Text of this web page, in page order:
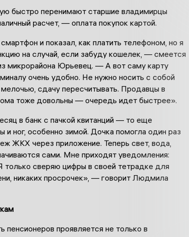
быстро перенимают старшие владимирцы
расчет, — оплата покупок картой.
и показал, как платить телефоном, но я
на случай, если забуду кошелек, — смеется
микрорайона Юрьевец. — А вот саму карту
очень удобно. Не нужно носить с собой
сдачу пересчитывать. Продавцы в
тоже довольны — очередь идет быстрее».
в банк с пачкой квитанций — то еще
и ног, особенно зимой. Дочка помогла один раз
ЖКХ через приложение. Теперь свет, вода,
сами. Мне приходят уведомления:
только сверяю цифры в своей тетрадке для
никаких просрочек», — говорит Людмила
пенсионеров проявляется не только в